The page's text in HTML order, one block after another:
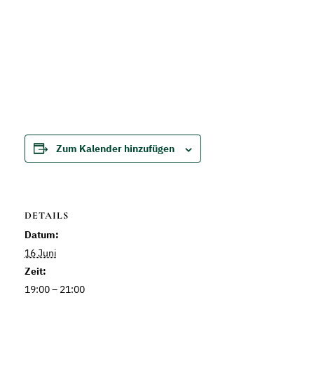
Zum Kalender hinzufügen
DETAILS
Datum:
16 Juni
Zeit:
19:00 – 21:00